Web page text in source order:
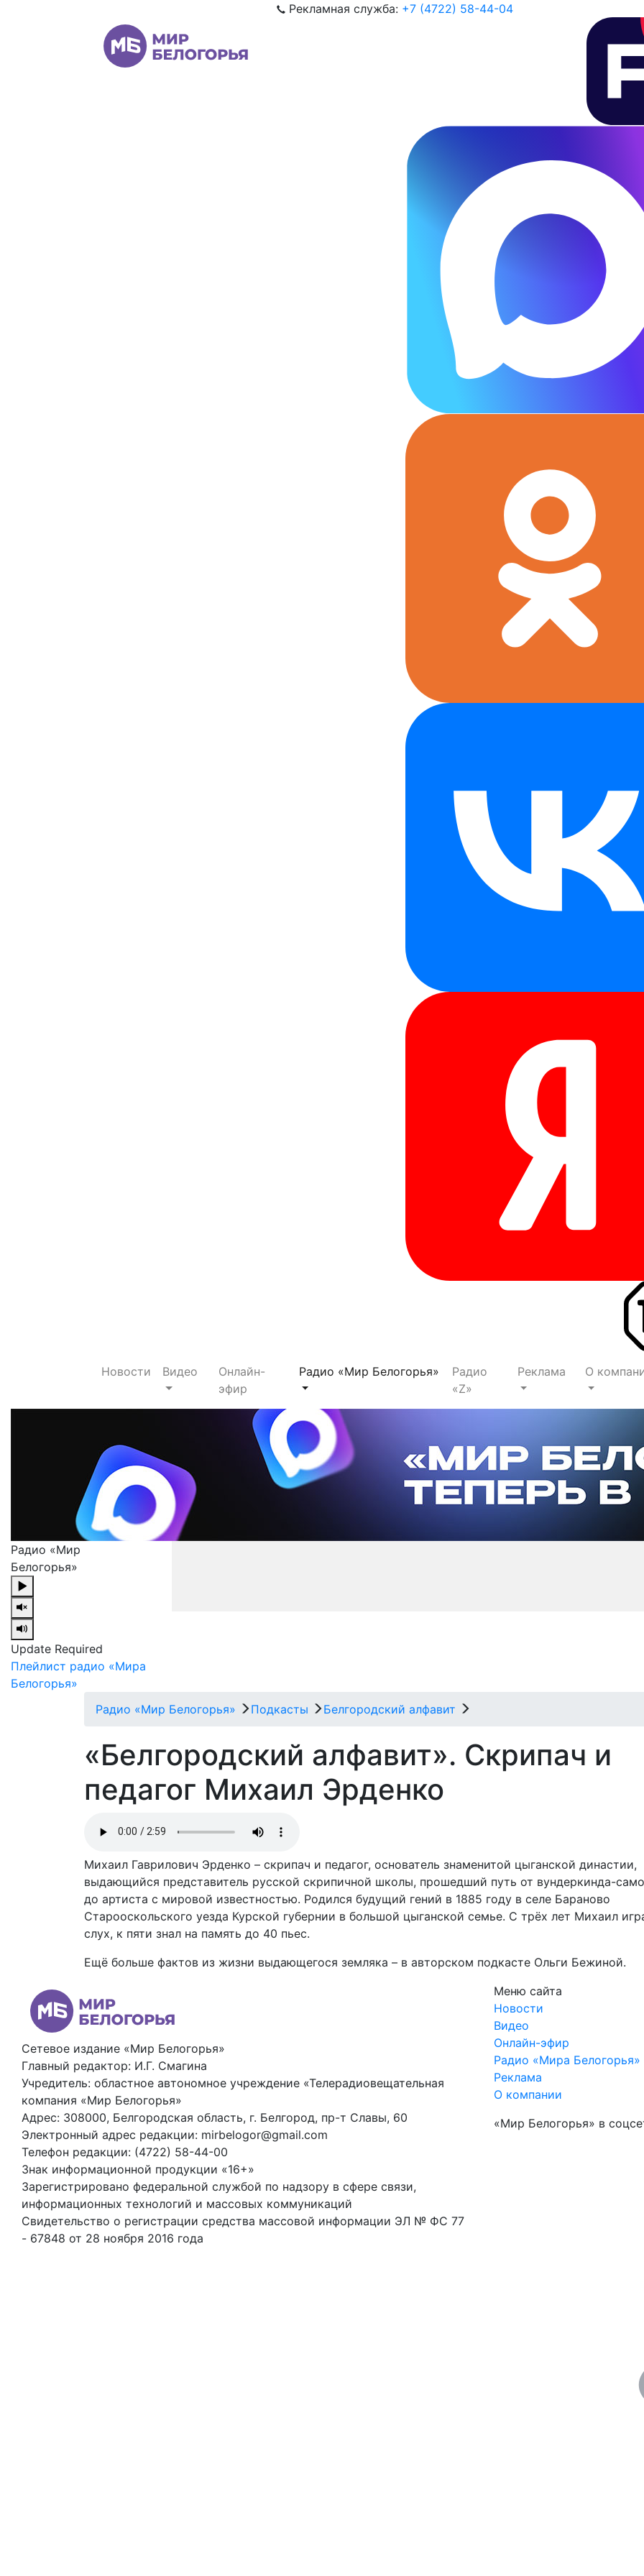
Рекламная служба: +7 (4722) 58-44-04
Новости Видео
Онлайн-
эфир
Радио «Мир Белогорья»
Радио
«Z»
Реклама О
Радио «Мир
Белогорья»
Update Required
Плейлист радио «Мира
Белогорья»
Радио «Мир Белогорья»
Подкасты Белгородский алфавит
«Белгородский алфавит». Скрипач и
педагог Михаил Эрденко
Михаил Гаврилович Эрденко – скрипач и педагог, основатель знаменитой цыганской династии,
выдающийся представитель русской скрипичной школы, прошедший путь от вундеркинда-
до артиста с мировой известностью. Родился будущий гений в 1885 году в селе Бараново
Старооскольского уезда Курской губернии в большой цыганской семье. С трёх лет Михаил
слух, к пяти знал на память до 40 пьес.
Ещё больше фактов из жизни выдающегося земляка – в авторском подкасте Ольги Бежиной.
Сетевое издание «Мир Белогорья»
Главный редактор: И.Г. Смагина
Учредитель: областное автономное учреждение «Телерадиовещательная
компания «Мир Белогорья»
Адрес: 308000, Белгородская область, г. Белгород, пр-т Славы, 60
Электронный адрес редакции: mirbelogor@gmail.com
Телефон редакции: (4722) 58-44-00
Знак информационной продукции «16+»
Зарегистрировано федеральной службой по надзору в сфере связи,
информационных технологий и массовых коммуникаций
Свидетельство о регистрации средства массовой информации ЭЛ № ФС 77
- 67848 от 28 ноября 2016 года
Меню сайта
Новости
Видео
Онлайн-эфир
Радио «Мира Белогорья»
Реклама
О компании
«Мир Белогорья» в